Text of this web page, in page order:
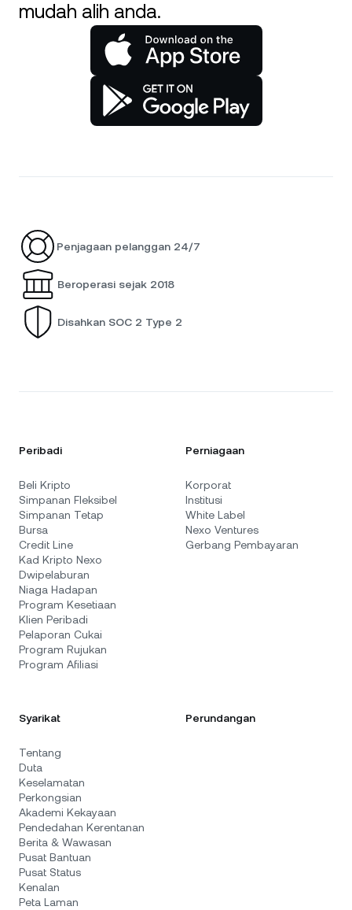
mudah alih anda.
Penjagaan pelanggan 24/7
Beroperasi sejak 2018
Disahkan SOC 2 Type 2
Peribadi
Beli Kripto
Simpanan Fleksibel
Simpanan Tetap
Bursa
Credit Line
Kad Kripto Nexo
Dwipelaburan
Niaga Hadapan
Program Kesetiaan
Klien Peribadi
Pelaporan Cukai
Program Rujukan
Program Afiliasi
Perniagaan
Korporat
Institusi
White Label
Nexo Ventures
Gerbang Pembayaran
Syarikat
Tentang
Duta
Keselamatan
Perkongsian
Akademi Kekayaan
Pendedahan Kerentanan
Berita & Wawasan
Pusat Bantuan
Pusat Status
Kenalan
Peta Laman
Perundangan